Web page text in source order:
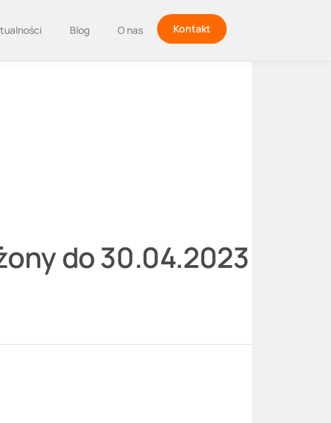
Blog O nas Kontakt
do 30.04.2023